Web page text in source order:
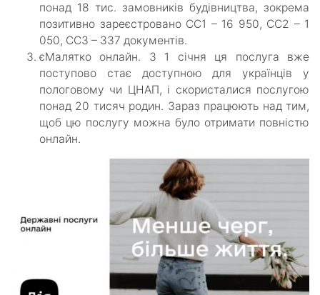
понад 18 тис. замовників будівництва, зокрема
позитивно зареєстровано СС1 – 16 950, СС2 – 1
050, СС3 – 337 документів.
єМалятко онлайн. З 1 січня ця послуга вже
поступово стає доступною для українців у
пологовому чи ЦНАП, і скористалися послугою
понад 20 тисяч родин. Зараз працюють над тим,
щоб цю послугу можна було отримати повністю
онлайн.